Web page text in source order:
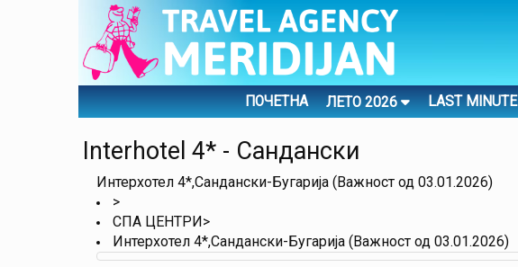
ПОЧЕТНА ЛЕТО 2026 LAST MINUTE
Interhotel 4* - Сандански
Интерхотел 4*,Сандански-Бугарија (Важност од 03.01.2026)
>
СПА ЦЕНТРИ>
Интерхотел 4*,Сандански-Бугарија (Важност од 03.01.2026)